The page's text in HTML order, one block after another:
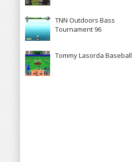
TNN Outdoors Bass
Tournament 96
Tommy Lasorda Baseball